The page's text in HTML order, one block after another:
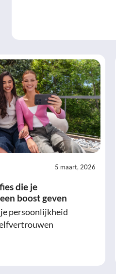
5 maart, 2026
die je
boost geven
persoonlijkheid